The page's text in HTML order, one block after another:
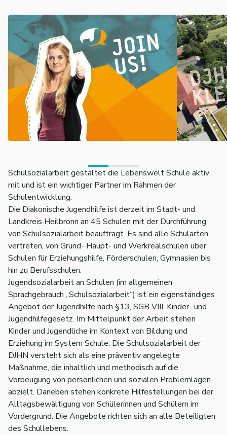
Schulsozialarbeit gestaltet die Lebenswelt Schule aktiv
mit und ist ein wichtiger Partner im Rahmen der
Schulentwicklung.
Die Diakonische Jugendhilfe ist derzeit im Stadt- und
Landkreis Heilbronn an 45 Schulen mit der Durchführung
von Schulsozialarbeit beauftragt. Es sind alle Schularten
vertreten, von Grund- Haupt- und Werkrealschulen über
Schulen für Erziehungshilfe, Förderschulen, Gymnasien bis
hin zu Berufsschulen.
Jugendsozialarbeit an Schulen (im allgemeinen
Sprachgebrauch „Schulsozialarbeit“) ist ein eigenständiges
Angebot der Jugendhilfe nach §13, SGB VIII, Kinder- und
Jugendhilfegesetz. Im Mittelpunkt der Arbeit stehen
Kinder und Jugendliche im Kontext von Bildung und
Erziehung im System Schule. Die Schulsozialarbeit der
DJHN versteht sich als eine präventiv angelegte
Maßnahme, die inhaltlich und methodisch auf die
Vorbeugung von persönlichen und sozialen Problemlagen
abzielt. Daneben stehen konkrete Hilfestellungen bei der
Alltagsbewältigung von Schülerinnen und Schülern im
Vordergrund. Die Angebote richten sich an alle Beteiligten
des Schullebens.